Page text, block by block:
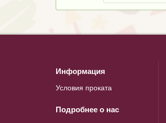
Информация
Условия проката
Подробнее о нас